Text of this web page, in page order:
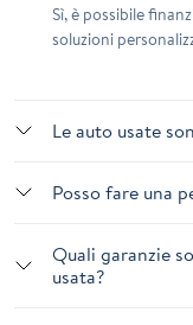
Sì, è possibile
soluzioni
Le auto usate
Posso fare una
Quali garanzie
usata?